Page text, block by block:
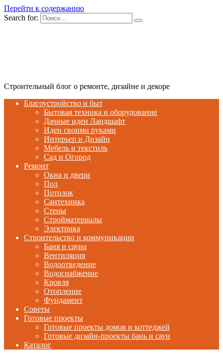
Перейти к содержанию
Search for:
Строительный блог о ремонте, дизайне и декоре
Благоустройство и быт
Бытовая техника и оборудование
Дачные идеи Ландшафт
Идеи своими руками
Интерьер и Дизайн
Мебель и текстиль
Сад и Огород
Ремонт
Окна и двери
Пол
Потолок
Сантехника
Стены
Стройматериалы
Электрика
Строительство и коммуникации
Баня и сауна
Вентиляция
Водоотведение
Водоснабжение
Кровля
Отопление
Фундамент
Советы
Готовые проекты
Готовые проекты домов и коттеджей
Готовые дизайн-проекты бань и саун
Каталог